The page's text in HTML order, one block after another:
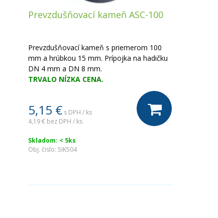
Prevzdušňovací kameň ASC-100
Prevzdušňovací kameň s priemerom 100
mm a hrúbkou 15 mm. Prípojka na hadičku
DN 4 mm a DN 8 mm.
TRVALO NÍZKA CENA.
5,15 € s DPH / ks
4,19 € bez DPH / ks
Skladom: < 5ks
Obj. čislo: 5IK504